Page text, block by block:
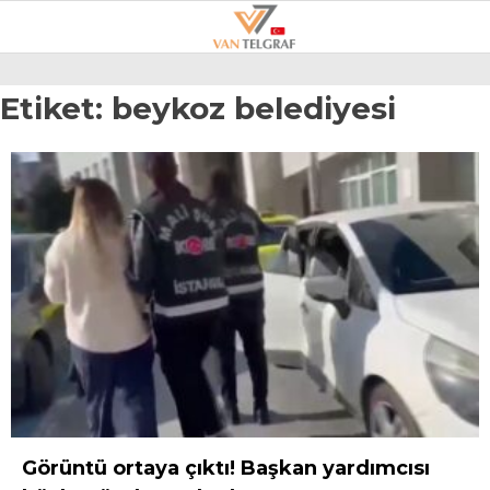
28.5°
VAN
BÖLGE
3.SAYFA
GÜNDEM
SPOR
EKONOMI
MAGAZIN
POLITIKA
Etiket: beykoz belediyesi
Görüntü ortaya çıktı! Başkan yardımcısı